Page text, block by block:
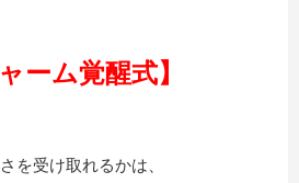
ーム覚醒式】
を受け取れるかは、